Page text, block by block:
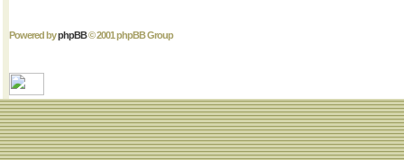
Powered byphpBB© 2001 phpBB Group